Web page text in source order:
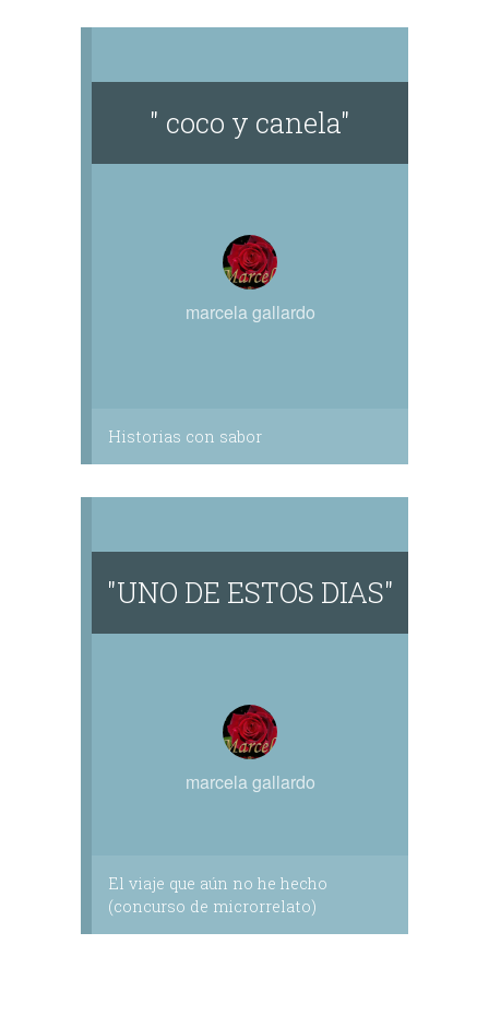
" coco y canela"
marcela gallardo
Historias con sabor
"UNO DE ESTOS DIAS"
marcela gallardo
El viaje que aún no he hecho
(concurso de microrrelato)